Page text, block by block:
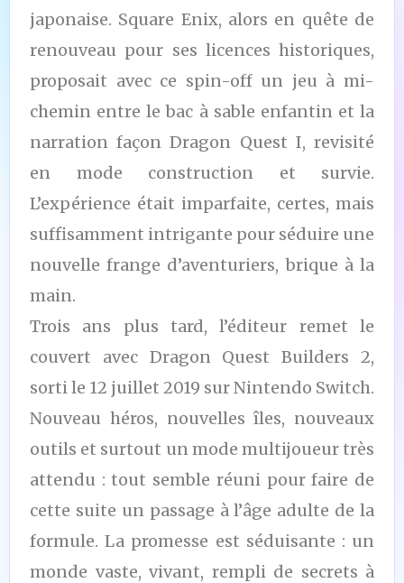
japonaise. Square Enix, alors en quête de
renouveau pour ses licences historiques,
proposait avec ce spin-off un jeu à mi-
chemin entre le bac à sable enfantin et la
narration façon Dragon Quest I, revisité
en mode construction et survie.
L’expérience était imparfaite, certes, mais
suffisamment intrigante pour séduire une
nouvelle frange d’aventuriers, brique à la
main.
Trois ans plus tard, l’éditeur remet le
couvert avec Dragon Quest Builders 2,
sorti le 12 juillet 2019 sur Nintendo Switch.
Nouveau héros, nouvelles îles, nouveaux
outils et surtout un mode multijoueur très
attendu : tout semble réuni pour faire de
cette suite un passage à l’âge adulte de la
formule. La promesse est séduisante : un
monde vaste, vivant, rempli de secrets à